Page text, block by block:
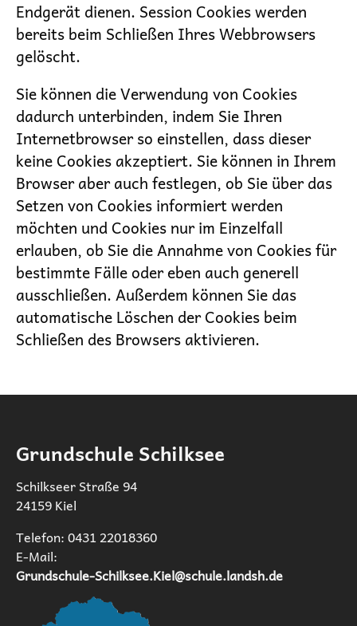
Endgerät dienen. Session Cookies werden
bereits beim Schließen Ihres Webbrowsers
gelöscht.
Sie können die Verwendung von Cookies
dadurch unterbinden, indem Sie Ihren
Internetbrowser so einstellen, dass dieser
keine Cookies akzeptiert. Sie können in Ihrem
Browser aber auch festlegen, ob Sie über das
Setzen von Cookies informiert werden
möchten und Cookies nur im Einzelfall
erlauben, ob Sie die Annahme von Cookies für
bestimmte Fälle oder eben auch generell
ausschließen. Außerdem können Sie das
automatische Löschen der Cookies beim
Schließen des Browsers aktivieren.
Grundschule Schilksee
Schilkseer Straße 94
24159 Kiel
Telefon: 0431 22018360
E-Mail:
Grundschule-Schilksee.Kiel@schule.landsh.de